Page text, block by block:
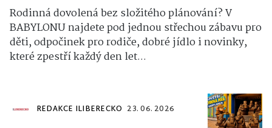
Rodinná dovolená bez složitého plánování? V
BABYLONU najdete pod jednou střechou zábavu pro
děti, odpočinek pro rodiče, dobré jídlo i novinky,
které zpestří každý den let...
REDAKCE ILIBERECKO 23. 06. 2026